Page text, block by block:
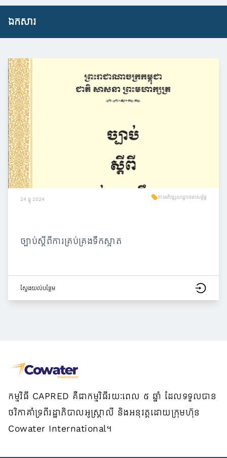
ឯកសារ
24 ធ្នូ 2024 ការអភិវឌ្ឍហេដ្ឋារចនាសម្ព័ន្ធ
ច្បាប់ស្តីពីការគ្រប់គ្រងទឹកស្អាត
ស្វែង​យល់​បន្ថែម
កម្មវិធី CAPRED គឺជាកម្មវិធីរយៈពេល ៥ ឆ្នាំ ដែលទទួលបាន
ថវិកាគាំទ្រពីរដ្ឋាភិបាលអូស្ត្រាលី និងអនុវត្តដោយក្រុមហ៊ុន
Cowater International។